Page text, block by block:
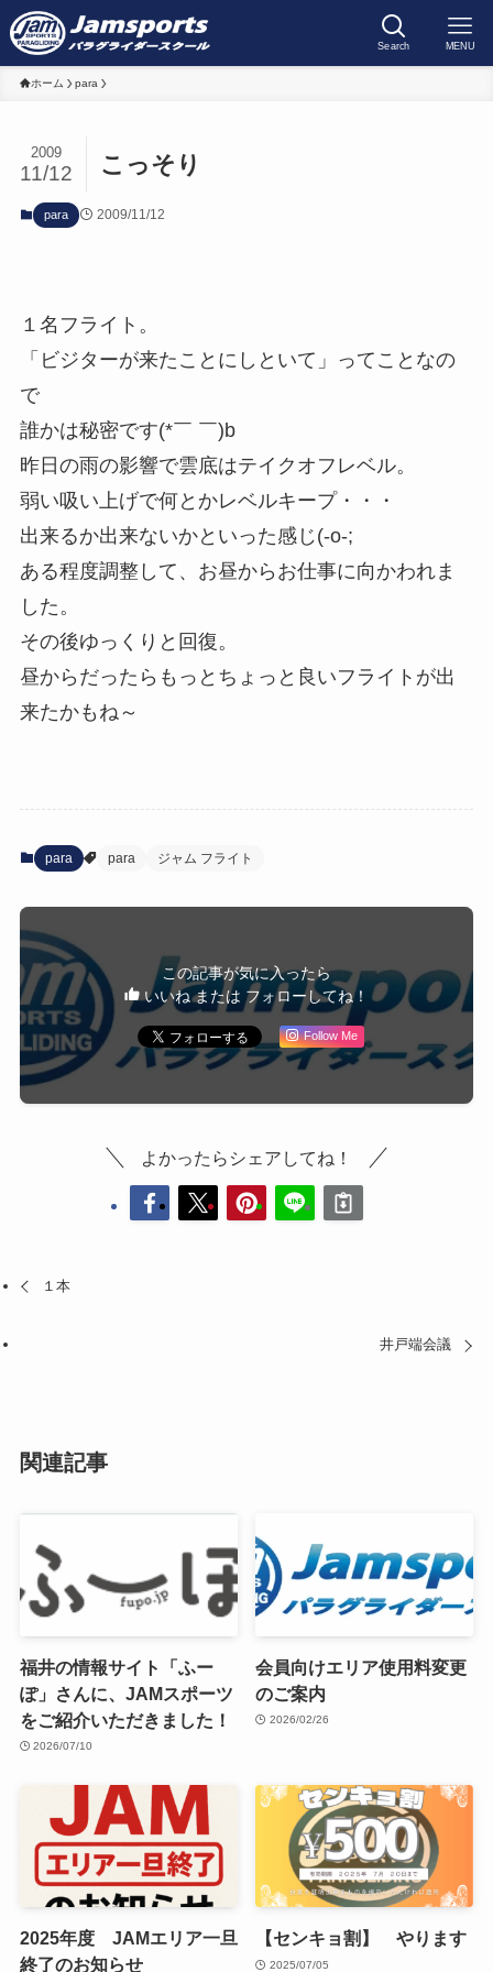
Search MENU
ホーム para
こっそり
2009
11/12
para 2009/11/12
１名フライト。
「ビジターが来たことにしといて」ってことなの
で
誰かは秘密です(*￣ ￣)b
昨日の雨の影響で雲底はテイクオフレベル。
弱い吸い上げで何とかレベルキープ・・・
出来るか出来ないかといった感じ(-o-;
ある程度調整して、お昼からお仕事に向かわれま
した。
その後ゆっくりと回復。
昼からだったらもっとちょっと良いフライトが出
来たかもね～
para para ジャム フライト
この記事が気に入ったら
いいね または フォローしてね！
Follow Me
よかったらシェアしてね！
１本
井戸端会議
関連記事
福井の情報サイト「ふー
ぽ」さんに、JAMスポーツ
をご紹介いただきました！
2026/07/10
会員向けエリア使用料変更
のご案内
2026/02/26
2025年度 JAMエリア一旦
終了のお知らせ
【センキョ割】 やります
2025/07/05